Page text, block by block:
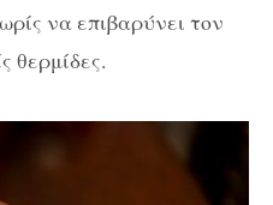
να επιβαρύνει τον
θερμίδες.